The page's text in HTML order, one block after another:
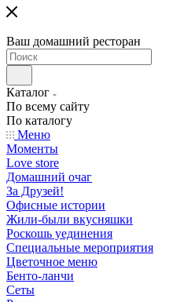
Ваш домашний ресторан
Каталог
По всему сайту
По каталогу
Меню
Моменты
Love store
Домашний очаг
За Друзей!
Офисные истории
Жили-были вкусняшки
Роскошь уединения
Специальные мероприятия
Цветочное меню
Бенто-ланчи
Сеты